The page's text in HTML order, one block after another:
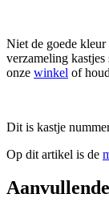
Niet de goede kleur
verzameling
onze winkel of
Dit is kastje
Op dit artikel is de